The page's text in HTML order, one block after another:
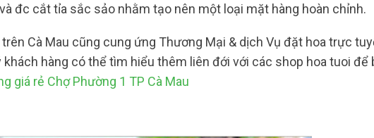
đc cắt tỉa sắc sảo nhằm tạo nên một loại mặt hàng hoàn chỉnh.
Cà Mau cũng cung ứng Thương Mại & dịch Vụ đặt hoa trực
hàng có thể tìm hiểu thêm liên đới với các shop hoa tuoi
giá rẻ Chợ Phường 1 TP Cà Mau